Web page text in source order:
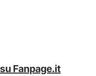
Fanpage.it